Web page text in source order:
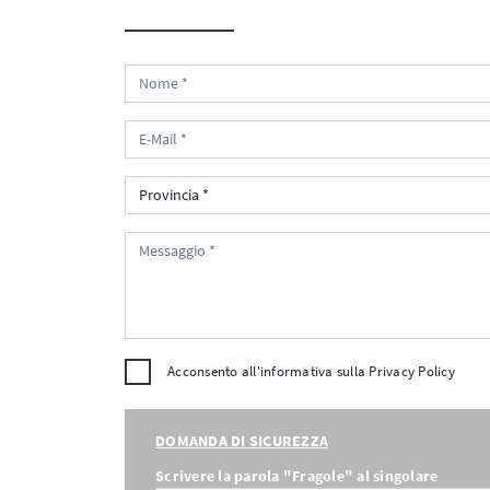
Acconsento all'informativa sulla Privacy Policy
DOMANDA DI SICUREZZA
Scrivere la parola "Fragole" al singolare